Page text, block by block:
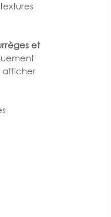
et
afficher